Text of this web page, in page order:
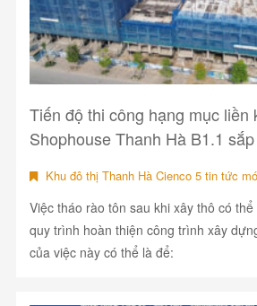
Tiến độ thi công hạng mục liền
Shophouse Thanh Hà B1.1
Khu đô thị Thanh Hà Cienco 5 tin tức
Việc tháo rào tôn sau khi xây thô có
quy trình hoàn thiện công trình xây
của việc này có thể là để: